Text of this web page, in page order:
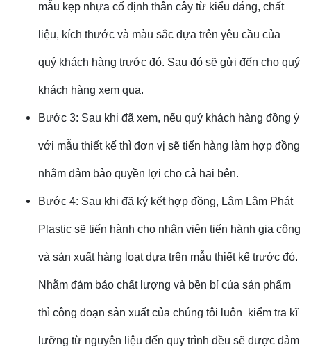
mẫu kẹp nhựa cố định thân cây từ kiểu dáng, chất
liệu, kích thước và màu sắc dựa trên yêu cầu của
quý khách hàng trước đó. Sau đó sẽ gửi đến cho quý
khách hàng xem qua.
Bước 3: Sau khi đã xem, nếu quý khách hàng đồng ý
với mẫu thiết kế thì đơn vị sẽ tiến hàng làm hợp đồng
nhằm đảm bảo quyền lợi cho cả hai bên.
Bước 4: Sau khi đã ký kết hợp đồng, Lâm Lâm Phát
Plastic sẽ tiến hành cho nhân viên tiến hành gia công
và sản xuất hàng loạt dựa trên mẫu thiết kế trước đó.
Nhằm đảm bảo chất lượng và bền bỉ của sản phẩm
thì công đoạn sản xuất của chúng tôi luôn kiểm tra kĩ
lưỡng từ nguyên liệu đến quy trình đều sẽ được đảm